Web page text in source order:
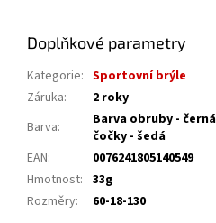
Doplňkové parametry
Kategorie: Sportovní brýle
Záruka:
2 roky
Barva:
Barva obruby -
čočky - šedá
EAN:
0076241805140549
Hmotnost: 33g
Rozměry: 60-18-130